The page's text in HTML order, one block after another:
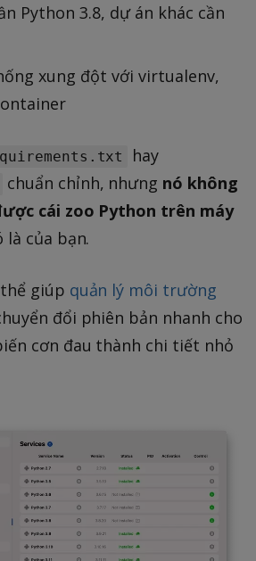
Python 3.8, dự án khác cần
xung đột với virtualenv,
hay
chuẩn chỉnh, nhưng nó không
cái zoo Python trên máy
là của bạn.
giúp quản lý môi trường
đổi phiên bản nhanh cho
cơn đau thành chi tiết nhỏ